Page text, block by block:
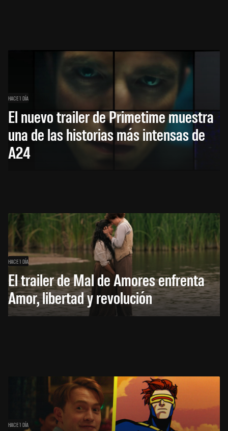
HACE 1 DÍA
El nuevo trailer de Primetime muestra
una de las historias más intensas de
A24
HACE 1 DÍA
El trailer de Mal de Amores enfrenta
Amor, libertad y revolución
HACE 1 DÍA